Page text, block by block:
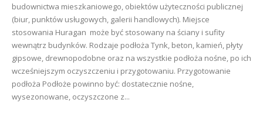
budownictwa mieszkaniowego, obiektów użyteczności publicznej
(biur, punktów usługowych, galerii handlowych). Miejsce
stosowania Huragan może być stosowany na ściany i sufity
wewnątrz budynków. Rodzaje podłoża Tynk, beton, kamień, płyty
gipsowe, drewnopodobne oraz na wszystkie podłoża nośne, po ich
wcześniejszym oczyszczeniu i przygotowaniu. Przygotowanie
podłoża Podłoże powinno być: dostatecznie nośne,
wysezonowane, oczyszczone z...